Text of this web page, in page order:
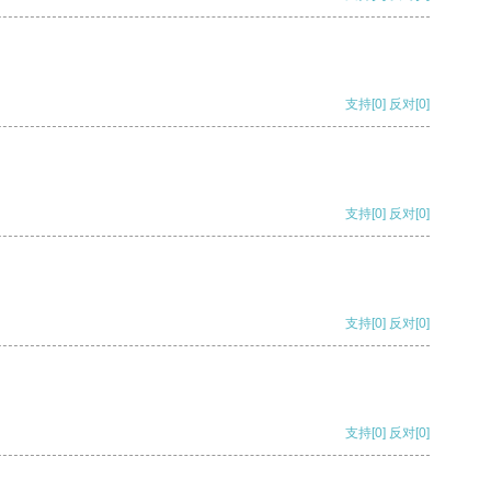
支持[0] 反对[0]
支持[0] 反对[0]
支持[0] 反对[0]
支持[0] 反对[0]